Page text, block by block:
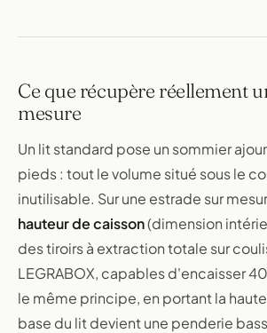
Ce que récupère réellement
mesure
Un lit standard pose un sommier
pieds : tout le volume situé sous le
inutilisable. Sur une estrade sur
hauteur de caisson(dimension
des tiroirs à extraction totale sur
LEGRABOX, capables d'encaisser
le même principe, en portant la
base du lit devient une penderie